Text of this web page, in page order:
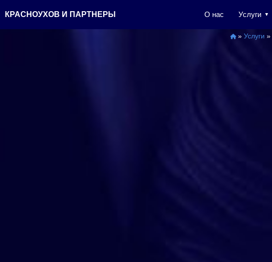
содержимому
КРАСНОУХОВ И ПАРТНЕРЫ О нас Услуги
» Услуги »